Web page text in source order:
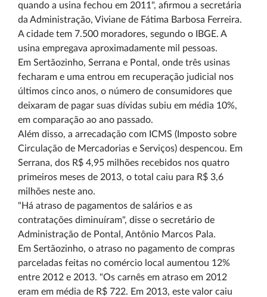
quando a usina fechou em 2011", afirmou a secretária
da Administração, Viviane de Fátima Barbosa Ferreira.
A cidade tem 7.500 moradores, segundo o IBGE. A
usina empregava aproximadamente mil pessoas.
Em Sertãozinho, Serrana e Pontal, onde três usinas
fecharam e uma entrou em recuperação judicial nos
últimos cinco anos, o número de consumidores que
deixaram de pagar suas dívidas subiu em média 10%,
em comparação ao ano passado.
Além disso, a arrecadação com ICMS (Imposto sobre
Circulação de Mercadorias e Serviços) despencou. Em
Serrana, dos R$ 4,95 milhões recebidos nos quatro
primeiros meses de 2013, o total caiu para R$ 3,6
milhões neste ano.
"Há atraso de pagamentos de salários e as
contratações diminuíram", disse o secretário de
Administração de Pontal, Antônio Marcos Pala.
Em Sertãozinho, o atraso no pagamento de compras
parceladas feitas no comércio local aumentou 12%
entre 2012 e 2013. "Os carnês em atraso em 2012
eram em média de R$ 722. Em 2013, este valor caiu